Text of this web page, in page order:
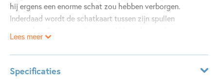
hij ergens een enorme schat zou hebben verborgen.
Inderdaad wordt de schatkaart tussen zijn spullen
zoek naar de schat. Maar is oom Urbaard wel te
vertrouwen? En is opa eigenlijk wel écht dood...?
'De zombie van Zandwijk geeft je het betere piratengevoel
Lees meer
Specificaties